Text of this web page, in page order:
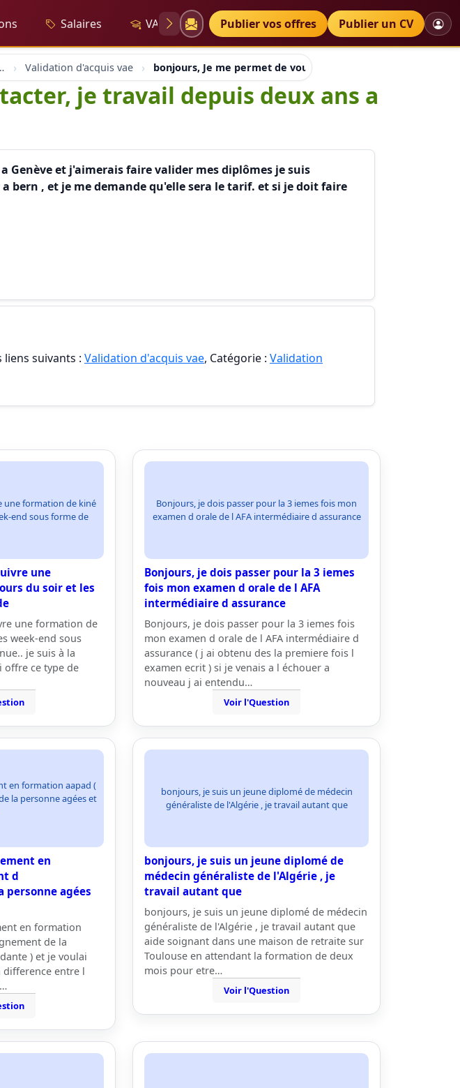
Salaires VAE Diplômes Petites annonces
Publier vos offres Publier un CV
Validation d'acquis vae bonjours, Je me permet de vous contacter, je travail depuis
je travail depuis deux ans a
Genève et j'aimerais faire valider mes diplômes je suis
bern , et je me demande qu'elle sera le tarif. et si je doit faire
suivants : Validation d'acquis vae, Catégorie : Validation
une formation de kiné
end sous forme de
une
du soir et les
une formation de
week-end sous
je suis à la
offre ce type de
Bonjours, je dois passer pour la 3 iemes fois mon
examen d orale de l AFA intermédiaire d assurance
Bonjours, je dois passer pour la 3 iemes
fois mon examen d orale de l AFA
intermédiaire d assurance
Bonjours, je dois passer pour la 3 iemes fois
mon examen d orale de l AFA intermédiaire d
assurance ( j ai obtenu des la premiere fois l
examen ecrit ) si je venais a l échouer a
nouveau j ai entendu…
Voir l'Question
en formation aapad (
la personne agées et
en
d
personne agées
en formation
de la
) et je voulai
difference entre l
bonjours, je suis un jeune diplomé de médecin
généraliste de l'Algérie , je travail autant que
bonjours, je suis un jeune diplomé de
médecin généraliste de l'Algérie , je
travail autant que
bonjours, je suis un jeune diplomé de médecin
généraliste de l'Algérie , je travail autant que
aide soignant dans une maison de retraite sur
Toulouse en attendant la formation de deux
mois pour etre…
Voir l'Question